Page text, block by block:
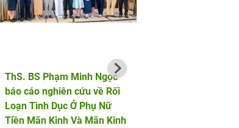
ThS. BS Phạm Minh Ngọc
báo cáo nghiên cứu về Rối
Loạn Tình Dục Ở Phụ Nữ
Tiền Mãn Kinh Và Mãn Kinh